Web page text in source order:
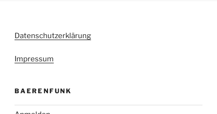
Datenschutzerklärung
Impressum
BAERENFUNK